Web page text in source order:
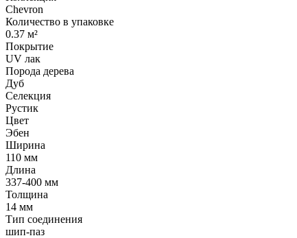
Chevron
Количество в упаковке
0.37 м²
Покрытие
UV лак
Порода дерева
Дуб
Селекция
Рустик
Цвет
Эбен
Ширина
110 мм
Длина
337-400 мм
Толщина
14 мм
Тип соединения
шип-паз